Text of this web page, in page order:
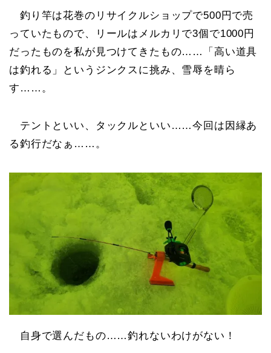
釣り竿は花巻のリサイクルショップで500円で売
っていたもので、リールはメルカリで3個で1000円
だったものを私が見つけてきたもの……「高い道具
は釣れる」というジンクスに挑み、雪辱を晴ら
す……。
テントといい、タックルといい……今回は因縁あ
る釣行だなぁ……。
自身で選んだもの……釣れないわけがない！